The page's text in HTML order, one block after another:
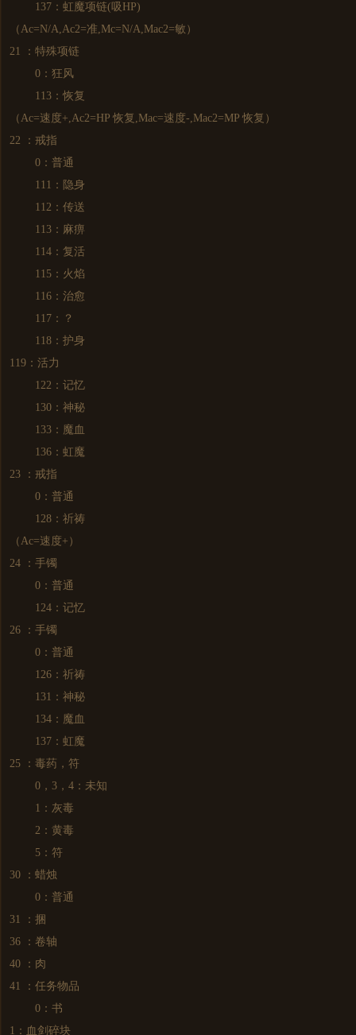
137：虹魔项链(吸HP)
（Ac=N/A,Ac2=准,Mc=N/A,Mac2=敏）
21 ：特殊项链
0：狂风
113：恢复
（Ac=速度+,Ac2=HP 恢复,Mac=速度-,Mac2=MP 恢复）
22 ：戒指
0：普通
111：隐身
112：传送
113：麻痹
114：复活
115：火焰
116：治愈
117：？
118：护身
119：活力
122：记忆
130：神秘
133：魔血
136：虹魔
23 ：戒指
0：普通
128：祈祷
（Ac=速度+）
24 ：手镯
0：普通
124：记忆
26 ：手镯
0：普通
126：祈祷
131：神秘
134：魔血
137：虹魔
25 ：毒药，符
0，3，4：未知
1：灰毒
2：黄毒
5：符
30 ：蜡烛
0：普通
31 ：捆
36 ：卷轴
40 ：肉
41 ：任务物品
0：书
1：血剑碎块